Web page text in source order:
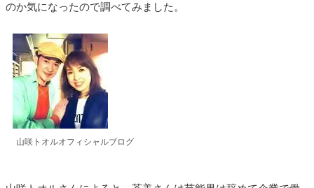
のか気になったので調べてみました。
山咲トオルオフィシャルブログ